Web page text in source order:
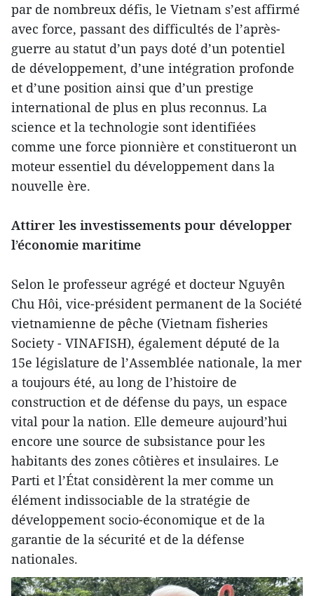
par de nombreux défis, le Vietnam s’est affirmé
avec force, passant des difficultés de l’après-
guerre au statut d’un pays doté d’un potentiel
de développement, d’une intégration profonde
et d’une position ainsi que d’un prestige
international de plus en plus reconnus. La
science et la technologie sont identifiées
comme une force pionnière et constitueront un
moteur essentiel du développement dans la
nouvelle ère.
Attirer les investissements pour développer
l’économie maritime
Selon le professeur agrégé et docteur Nguyên
Chu Hôi, vice-président permanent de la Société
vietnamienne de pêche (Vietnam fisheries
Society - VINAFISH), également député de la
15e législature de l’Assemblée nationale, la mer
a toujours été, au long de l’histoire de
construction et de défense du pays, un espace
vital pour la nation. Elle demeure aujourd’hui
encore une source de subsistance pour les
habitants des zones côtières et insulaires. Le
Parti et l’État considèrent la mer comme un
élément indissociable de la stratégie de
développement socio-économique et de la
garantie de la sécurité et de la défense
nationales.